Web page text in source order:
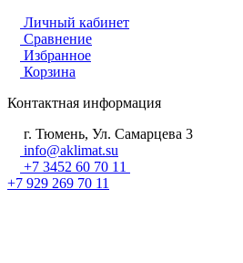
Личный кабинет
Сравнение
Избранное
Корзина
Контактная информация
г. Тюмень, Ул. Самарцева 3
info@aklimat.su
+7 3452 60 70 11
+7 929 269 70 11